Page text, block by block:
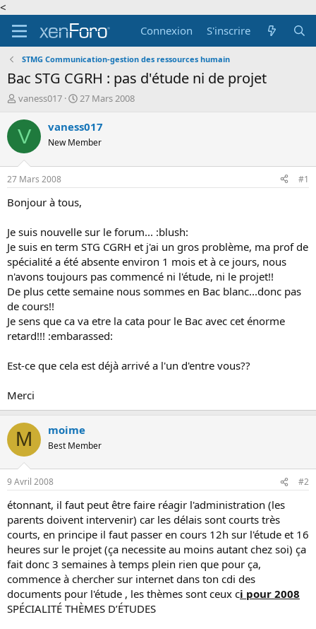
<
Connexion
S'inscrire
STMG Communication-gestion des ressources humain
Bac STG CGRH : pas d'étude ni de projet
A
t
e
r
d
e
l
i
s
c
u
s
i
o
n
vaness017
D
t
d
é
u
27 Mars 2008
V vaness017
New Member
27 Mars 2008 #1
Bonjour à tous,
Je suis nouvelle sur le forum... :blush:
Je suis en term STG CGRH et j'ai un gros problème, ma prof de
spécialité a été absente environ 1 mois et à ce jours, nous
n'avons toujours pas commencé ni l'étude, ni le projet!!
De plus cette semaine nous sommes en Bac blanc...donc pas
de cours!!
Je sens que ca va etre la cata pour le Bac avec cet énorme
retard!!! :embarassed:
Est-ce que cela est déjà arrivé a l'un d'entre vous??
Merci
M moime
Best Member
9 Avril 2008 #2
étonnant, il faut peut être faire réagir l'administration (les
parents doivent intervenir) car les délais sont courts très
courts, en principe il faut passer en cours 12h sur l'étude et 16
heures sur le projet (ça necessite au moins autant chez soi) ça
fait donc 3 semaines à temps plein rien que pour ça,
commence à chercher sur internet dans ton cdi des
documents pour l'étude , les thèmes sont ceux ci pour 2008
SPÉCIALITÉ THÈMES D’ÉTUDES